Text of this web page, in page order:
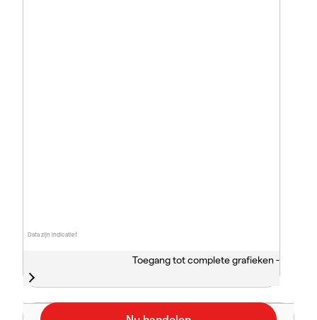
Data zijn indicatief
Toegang tot complete grafieken -